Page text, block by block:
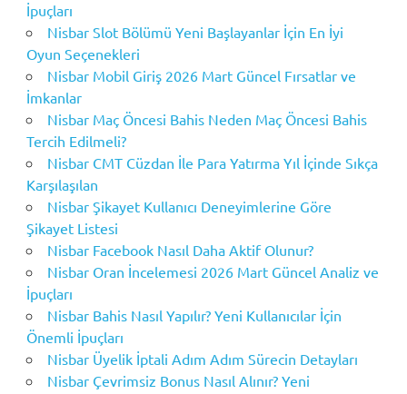
İpuçları
Nisbar Slot Bölümü Yeni Başlayanlar İçin En İyi
Oyun Seçenekleri
Nisbar Mobil Giriş 2026 Mart Güncel Fırsatlar ve
İmkanlar
Nisbar Maç Öncesi Bahis Neden Maç Öncesi Bahis
Tercih Edilmeli?
Nisbar CMT Cüzdan İle Para Yatırma Yıl İçinde Sıkça
Karşılaşılan
Nisbar Şikayet Kullanıcı Deneyimlerine Göre
Şikayet Listesi
Nisbar Facebook Nasıl Daha Aktif Olunur?
Nisbar Oran İncelemesi 2026 Mart Güncel Analiz ve
İpuçları
Nisbar Bahis Nasıl Yapılır? Yeni Kullanıcılar İçin
Önemli İpuçları
Nisbar Üyelik İptali Adım Adım Sürecin Detayları
Nisbar Çevrimsiz Bonus Nasıl Alınır? Yeni